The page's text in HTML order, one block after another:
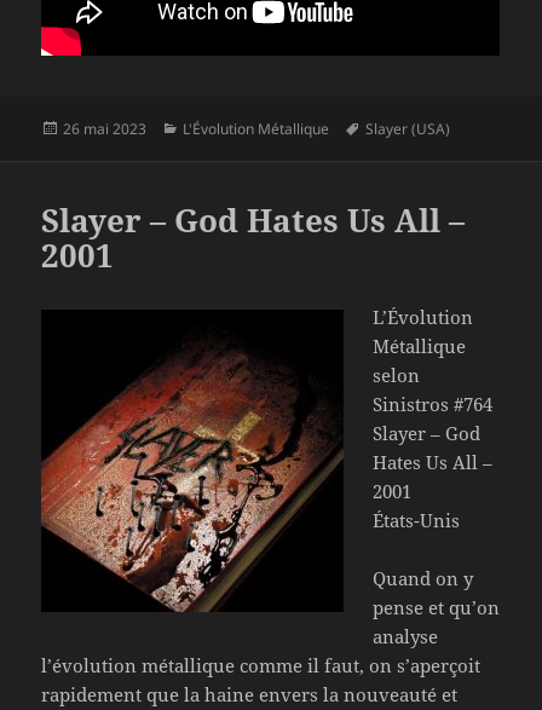
Publié
26 mai 2023 Catégories
L'Évolution Métallique
Mots-
Slayer (USA)
Slayer – God Hates Us All –
2001
L’Évolution
Métallique
selon
Sinistros #764
Slayer – God
Hates Us All –
2001
États-Unis
Quand on y
pense et qu’on
analyse
l’évolution métallique comme il faut, on s’aperçoit
rapidement que la haine envers la nouveauté et